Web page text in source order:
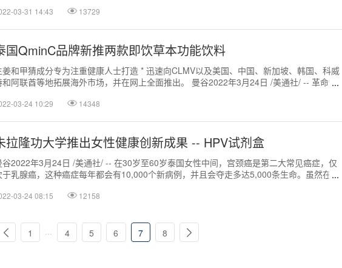
03-31 14:43 13729
国QminC品牌新推两款即饮草本功能饮料
姜和甲猜成分专为注重健康人士打造 * 迅速向CLMV以及美国、中国、新加坡、韩国、科威
和阿联酋等地拓展海外市场，并在网上全面推出。 曼谷2022年3月24日 /美通社/ -- 革命性
03-24 10:29 14348
拉隆功大学推出女性健康创新成果 -- HPV试剂盒
谷2022年3月24日 /美通社/ -- 在30岁至60岁泰国女性中间，宫颈癌是第二大常见癌症，仅
于乳腺癌，这种癌症每年都会有10,000个新病例，并且会夺走多达5,000条生命。虽然在及
03-24 08:15 12158
1 ... 4 5 6 7 8